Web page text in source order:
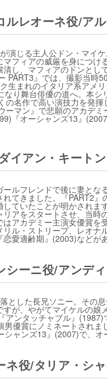
ルレオーネ役/ア
演じる主人公ドン・マイ
フィアの威厳を身につ
し、マフィアのドンと
PART3』では、撮影当時
生まれのイタリア系アメ
り舞台俳優の道へ。本
の名作で高い演技力を発
ーマン』で悲願のアカデ
『オーシャンズ13』
イアン・キートン
ルフレンドで後に妻と
てきました。『PART2
ていたことが明かされ
アをスタートさせ、当
はアカデミー主演女優賞
ル・ストリープ、レオ
愛適齢期』(2003)などが
シーニ役/アンデ
とした長兄ソニー。その
が、やがてマイケルの
アンタッチャブル』
男優賞にノミネートされ
ャンズ13』(2007)で、
ネ役/タリア・シ